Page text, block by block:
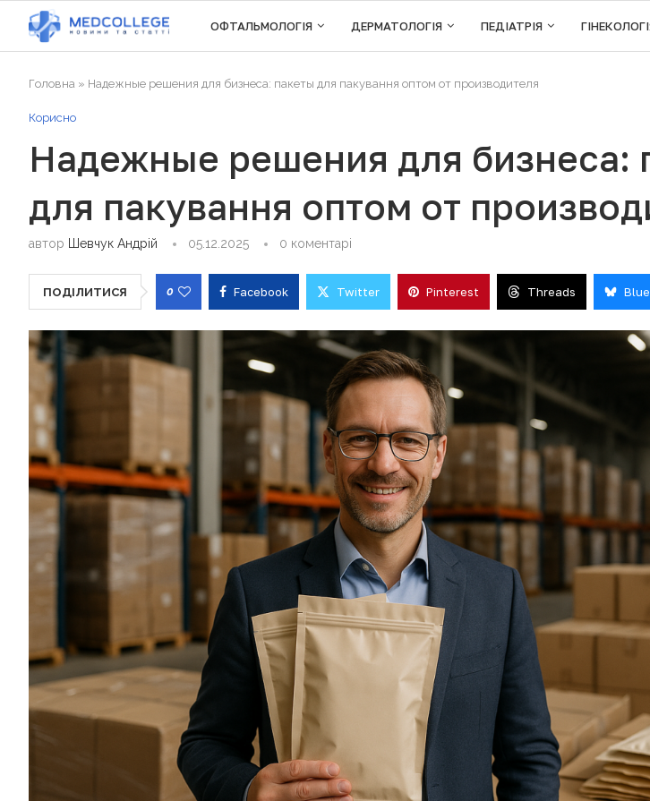
ОФТАЛЬМОЛОГІЯ ДЕРМАТОЛОГІЯ ПЕДІАТРІЯ
Головна » Надежные решения для бизнеса: пакеты для пакування оптом от производителя
Корисно
Надежные решения для бизнеса:
для пакування оптом от
автор Шевчук Андрій 05.12.2025 0 коментарі
ПОДІЛИТИСЯ 0 Facebook Twitter Pinterest Threads